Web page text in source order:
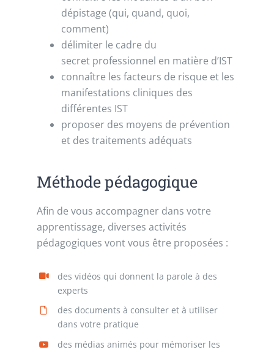
dépistage (qui, quand, quoi,
comment)
délimiter le cadre du
secret professionnel en matière d’IST
connaître les facteurs de risque et les
manifestations cliniques des
différentes IST
proposer des moyens de prévention
et des traitements adéquats
Méthode pédagogique
Afin de vous accompagner dans votre
apprentissage, diverses activités
pédagogiques vont vous être proposées :
des vidéos qui donnent la parole à des
experts
des documents à consulter et à utiliser
dans votre pratique
des médias animés pour mémoriser les